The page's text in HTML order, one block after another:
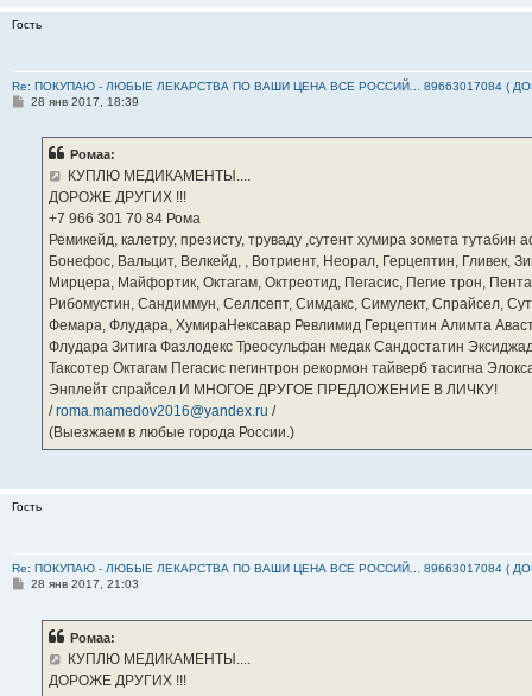
Гость
Re: ПОКУПАЮ - ЛЮБЫЕ ЛЕКАРСТВА ПО ВАШИ ЦЕНА ВСЕ РОССИЙ... 89663017084 (
С28 янв 2017, 18:39
Ромаа:
КУПЛЮ МЕДИКАМЕНТЫ....
ДОРОЖЕ ДРУГИХ !!!
‪+7 966 301 70 84‬ Рома
Ремикейд, калетру, презисту, труваду ,сутент хумира зомета
Бонефос, Вальцит, Велкейд, , Вотриент, Неорал, Герцептин, Гливек,
Мирцера, Майфортик, Октагам, Октреотид, Пегасис, Пегие трон,
Рибомустин, Сандиммун, Селлсепт, Симдакс, Симулект, Спрайсел,
Фемара, Флудара, ХумираНексавар Ревлимид Герцептин Алимта
Флудара Зитига Фазлодекс Треосульфан медак Сандостатин
Таксотер Октагам Пегасис пегинтрон рекормон тайверб тасигна
Энплейт спрайсел И МНОГОЕ ДРУГОЕ ПРЕДЛОЖЕНИЕ В ЛИЧКУ!
/roma.mamedov2016@yandex.ru /
(Выезжаем в любые города России.)
Гость
Re: ПОКУПАЮ - ЛЮБЫЕ ЛЕКАРСТВА ПО ВАШИ ЦЕНА ВСЕ РОССИЙ... 89663017084 (
С28 янв 2017, 21:03
Ромаа:
КУПЛЮ МЕДИКАМЕНТЫ....
ДОРОЖЕ ДРУГИХ !!!